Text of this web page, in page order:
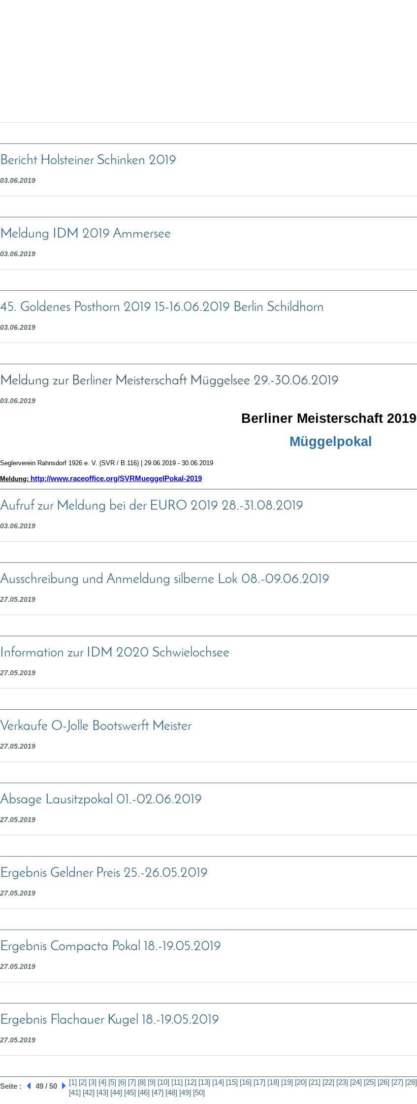
Bericht Holsteiner Schinken 2019
03.06.2019
Meldung IDM 2019 Ammersee
03.06.2019
45. Goldenes Posthorn 2019 15-16.06.2019 Berlin Schildhorn
03.06.2019
Meldung zur Berliner Meisterschaft Müggelsee 29.-30.06.2019
03.06.2019
Berliner Meisterschaft 2019
Müggelpokal
Seglerverein Rahnsdorf 1926 e. V. (SVR / B.116) | 29.06.2019 - 30.06.2019
Meldung: http://www.raceoffice.org/SVRMueggelPokal-2019
Aufruf zur Meldung bei der EURO 2019 28.-31.08.2019
03.06.2019
Ausschreibung und Anmeldung silberne Lok 08.-09.06.2019
27.05.2019
Information zur IDM 2020 Schwielochsee
27.05.2019
Verkaufe O-Jolle Bootswerft Meister
27.05.2019
Absage Lausitzpokal 01.-02.06.2019
27.05.2019
Ergebnis Geldner Preis 25.-26.05.2019
27.05.2019
Ergebnis Compacta Pokal 18.-19.05.2019
27.05.2019
Ergebnis Flachauer Kugel 18.-19.05.2019
27.05.2019
Seite : 49 / 50 [1] [2] [3] [4] [5] [6] [7] [8] [9] [10] [11] [12] [13] [14] [15] [16] [17] [18] [19] [20] [21] [22] [23] [24] [25] [26] [27] [28]
[41] [42] [43] [44] [45] [46] [47] [48] [49] [50]